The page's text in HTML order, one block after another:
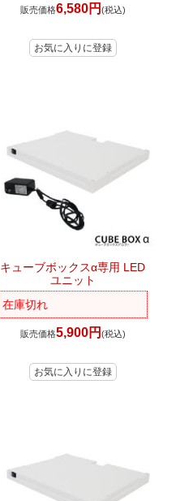
販売価格6,580円 (税込)
キューブボックスα専用 LED
ユニット
在庫切れ
販売価格5,900円 (税込)